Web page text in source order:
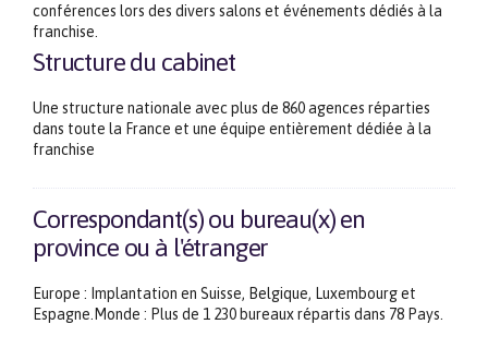
conférences lors des divers salons et événements dédiés à la
franchise.
Structure du cabinet
Une structure nationale avec plus de 860 agences réparties
dans toute la France et une équipe entièrement dédiée à la
franchise
Correspondant(s) ou bureau(x) en
province ou à l'étranger
Europe : Implantation en Suisse, Belgique, Luxembourg et
Espagne.Monde : Plus de 1 230 bureaux répartis dans 78 Pays.